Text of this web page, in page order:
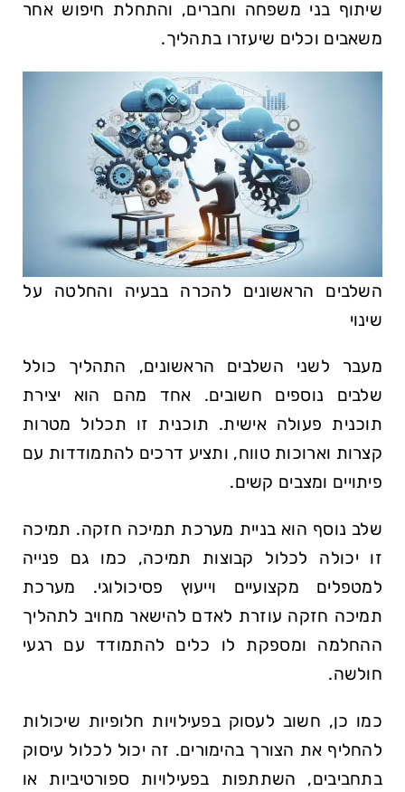
שיתוף בני משפחה וחברים, והתחלת חיפוש אחר
משאבים וכלים שיעזרו בתהליך.
השלבים הראשונים להכרה בבעיה והחלטה ⁢על⁢
שינוי
מעבר לשני השלבים הראשונים, התהליך כולל
שלבים נוספים חשובים. אחד מהם הוא יצירת
תוכנית פעולה אישית. תוכנית זו תכלול מטרות
קצרות וארוכות טווח, ותציע דרכים להתמודדות עם
פיתויים ומצבים קשים.
שלב נוסף הוא בניית מערכת תמיכה חזקה. תמיכה
זו יכולה לכלול קבוצות תמיכה, כמו גם פנייה
למטפלים מקצועיים וייעוץ פסיכולוגי. מערכת
תמיכה חזקה עוזרת לאדם להישאר מחויב לתהליך
ההחלמה ומספקת לו כלים להתמודד עם רגעי
חולשה.
כמו כן, חשוב לעסוק בפעילויות חלופיות שיכולות
להחליף את הצורך בהימורים. זה יכול לכלול עיסוק
בתחביבים, השתתפות בפעילויות ספורטיביות או